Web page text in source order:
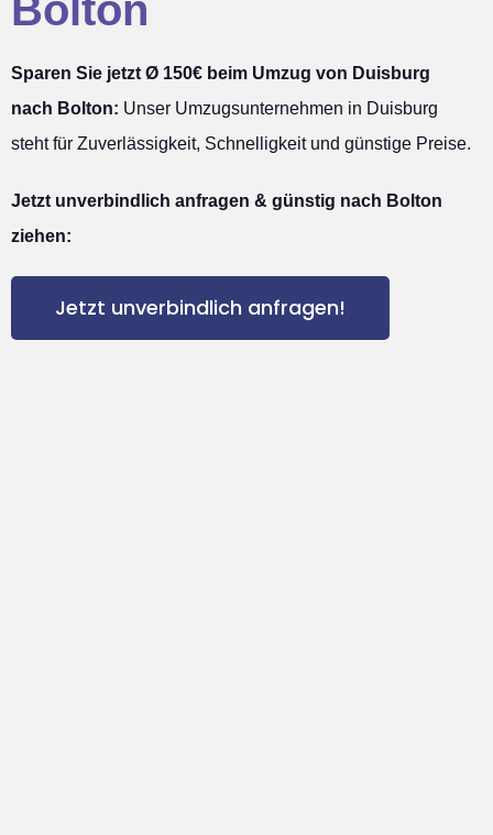
Sparen Sie jetzt Ø 150€ beim Umzug von Duisburg
nach Bolton: Unser Umzugsunternehmen in Duisburg
steht für Zuverlässigkeit, Schnelligkeit und günstige Preise.
Jetzt unverbindlich anfragen & günstig nach Bolton
ziehen:
Jetzt unverbindlich anfragen!